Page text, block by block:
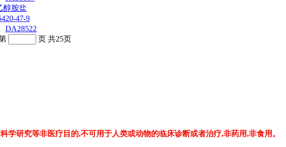
醇胺盐
47-9
DA28522
页 共25页
学研究等非医疗目的,不可用于人类或动物的临床诊断或者治疗,非药用,非食用。